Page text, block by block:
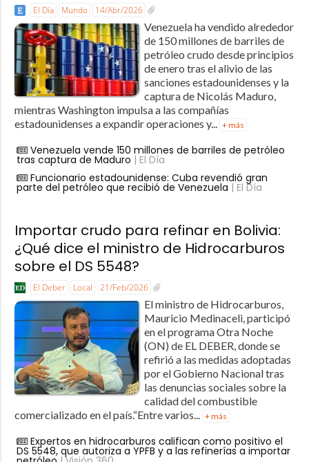
El Día Mundo 14/Abr/2026
Venezuela ha vendido alrededor
de 150 millones de barriles de
petróleo crudo desde principios
de enero tras el alivio de las
sanciones estadounidenses y la
captura de Nicolás Maduro,
mientras Washington impulsa a las compañías
estadounidenses a expandir operaciones y... + más
Venezuela vende 150 millones de barriles de petróleo
tras captura de Maduro | El Día
Funcionario estadounidense: Cuba revendió gran
parte del petróleo que recibió de Venezuela | El Día
Importar crudo para refinar en Bolivia:
¿Qué dice el ministro de Hidrocarburos
sobre el DS 5548?
El Deber Local 21/Feb/2026
El ministro de Hidrocarburos,
Mauricio Medinaceli, participó
en el programa Otra Noche
(ON) de EL DEBER, donde se
refirió a las medidas adoptadas
por el Gobierno Nacional tras
las denuncias sociales sobre la
calidad del combustible
comercializado en el país.“Entre varios...
+ más
Expertos en hidrocarburos califican como positivo el
DS 5548, que autoriza a YPFB y a las refinerías a importar